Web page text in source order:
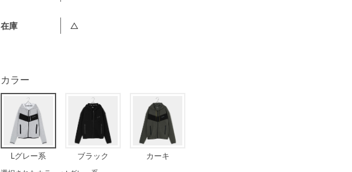
在庫 △
カラー
Lグレー系 ブラック カーキ